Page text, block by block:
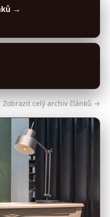
→
Zobrazit celý archiv článků →